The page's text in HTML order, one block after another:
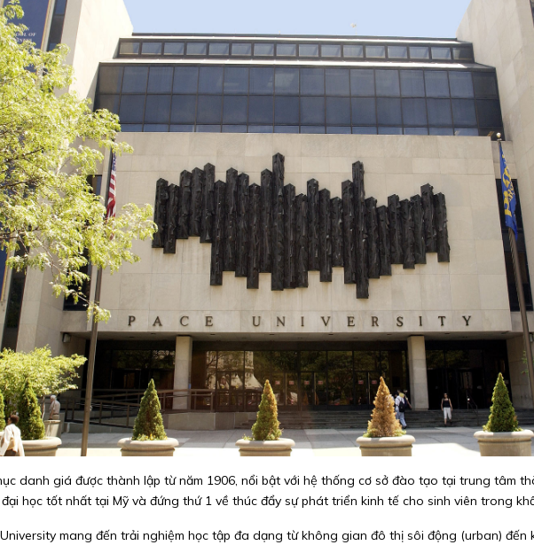
danh giá được thành lập từ năm 1906, nổi bật với hệ thống cơ sở đào tạo tại trung tâm
học tốt nhất tại Mỹ và đứng thứ 1 về thúc đẩy sự phát triển kinh tế cho sinh viên trong
mang đến trải nghiệm học tập đa dạng từ không gian đô thị sôi động (urban)